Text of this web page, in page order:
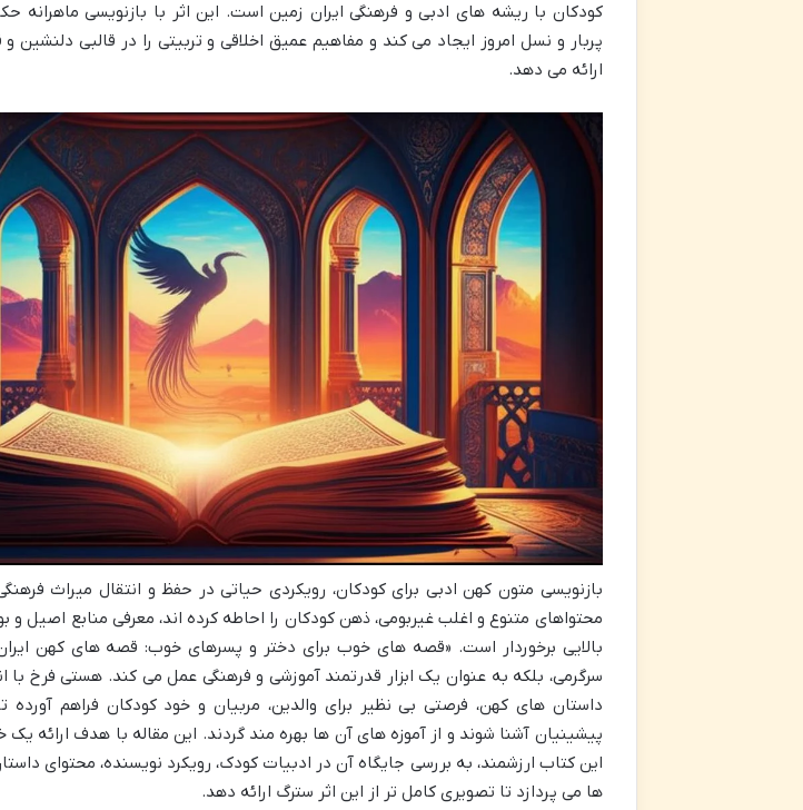
کودکان با ریشه های ادبی و فرهنگی ایران زمین است. این اثر با بازنویسی ماهرانه
پربار و نسل امروز ایجاد می کند و مفاهیم عمیق اخلاقی و تربیتی را در قالبی دلنشین
ارائه می دهد.
بازنویسی متون کهن ادبی برای کودکان، رویکردی حیاتی در حفظ و انتقال میراث
محتواهای متنوع و اغلب غیربومی، ذهن کودکان را احاطه کرده اند، معرفی منابع اصیل و
بالایی برخوردار است. «قصه های خوب برای دختر و پسرهای خوب: قصه های کهن
سرگرمی، بلکه به عنوان یک ابزار قدرتمند آموزشی و فرهنگی عمل می کند. هستی فرخ با
داستان های کهن، فرصتی بی نظیر برای والدین، مربیان و خود کودکان فراهم آورده
پیشینیان آشنا شوند و از آموزه های آن ها بهره مند گردند. این مقاله با هدف ارائه یک
این کتاب ارزشمند، به بررسی جایگاه آن در ادبیات کودک، رویکرد نویسنده، محتوای
ها می پردازد تا تصویری کامل تر از این اثر سترگ ارائه دهد.